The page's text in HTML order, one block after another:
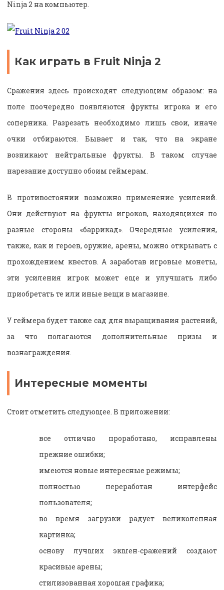
Ninja 2 на компьютер.
Как играть в Fruit Ninja 2
Сражения здесь происходят следующим образом: на
поле поочередно появляются фрукты игрока и его
соперника. Разрезать необходимо лишь свои, иначе
очки отбираются. Бывает и так, что на экране
возникают нейтральные фрукты. В таком случае
нарезание доступно обоим геймерам.
В противостоянии возможно применение усилений.
Они действуют на фрукты игроков, находящихся по
разные стороны «баррикад». Очередные усиления,
также, как и героев, оружие, арены, можно открывать с
прохождением квестов. А заработав игровые монеты,
эти усиления игрок может еще и улучшать либо
приобретать те или иные вещи в магазине.
У геймера будет также сад для выращивания растений,
за что полагаются дополнительные призы и
вознаграждения.
Интересные моменты
Стоит отметить следующее. В приложении:
все отлично проработано, исправлены
прежние ошибки;
имеются новые интересные режимы;
полностью переработан интерфейс
пользователя;
во время загрузки радует великолепная
картинка;
основу лучших экшен-сражений создают
красивые арены;
стилизованная хорошая графика;